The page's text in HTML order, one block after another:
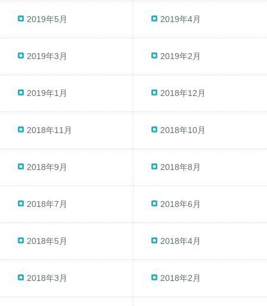
2019年5月 2019年4月
2019年3月 2019年2月
2019年1月 2018年12月
2018年11月 2018年10月
2018年9月 2018年8月
2018年7月 2018年6月
2018年5月 2018年4月
2018年3月 2018年2月